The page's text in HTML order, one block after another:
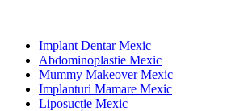
Implant Dentar Mexic
Abdominoplastie Mexic
Mummy Makeover Mexic
Implanturi Mamare Mexic
Liposucție Mexic